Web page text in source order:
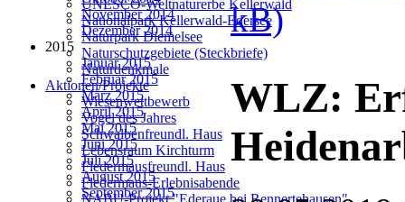
UNESCO-Weltnaturerbe Kellerwald
Nationalpark Kellerwald-Edersee
Naturpark Diemelsee
Naturschutzgebiete (Steckbriefe)
Naturdenkmale
Aktionen/Projekte
Wiesenwettbewerb
Vogel des Jahres
Schwalbenfreundl. Haus
Lebensraum Kirchturm
Fledermausfreundl. Haus
Fledermaus-Erlebnisabende
NABU-Projekt "Ederaue bei Rennertehausen"
November 2014
Dezember 2014
2015
Januar 2015
Februar 2015
März 2015
April 2015
Mai 2015
Juni 2015
Juli 2015
August 2015
September 2015
kB)
WLZ: